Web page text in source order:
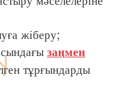
жіберу;
заңмен
тұрғындарды